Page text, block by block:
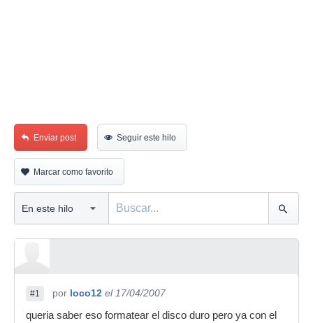
Enviar post Seguir este hilo
Marcar como favorito
#1 por loco12 el 17/04/2007
queria saber eso formatear el disco duro pero ya con el